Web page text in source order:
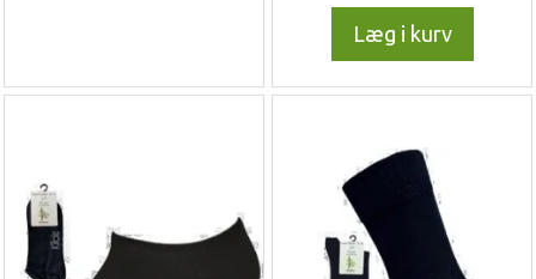
Læg i kurv